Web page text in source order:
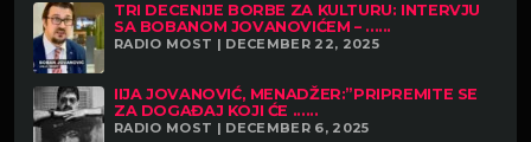
TRI DECENIJE BORBE ZA KULTURU: INTERVJU
SA BOBANOM JOVANOVIĆEM – ......
RADIO MOST | DECEMBER 22, 2025
IIJA JOVANOVIĆ, MENADŽER:”PRIPREMITE SE
ZA DOGAĐAJ KOJI ĆE ......
RADIO MOST | DECEMBER 6, 2025